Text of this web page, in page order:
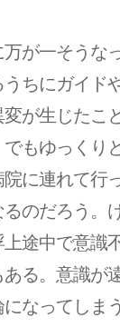
が一そうな
ちにガイド
が生じたこ
でもゆっくり
に連れて行
のだろう。
途中で意識
る。意識が
になってしま